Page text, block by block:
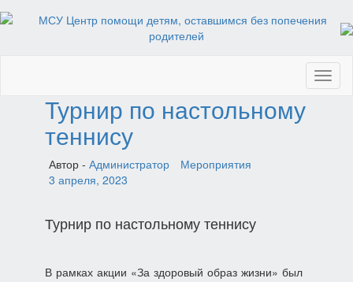
Турнир по настольному
теннису
Автор - Администратор
Мероприятия
3 апреля, 2023
Турнир по настольному теннису
В рамках акции «За здоровый образ жизни» был